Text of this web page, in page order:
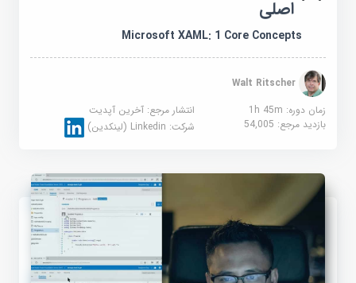
اصلی
Microsoft XAML: 1 Core Concepts
Walt Ritscher
زمان دوره: 1h 45m
انتشار مرجع:آخرین آپدیت
بازدید مرجع:54,005 شرکت:Linkedin (لینکدین)